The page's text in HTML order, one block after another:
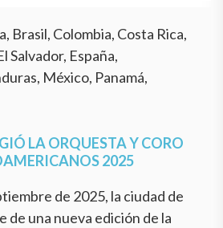
Brasil, Colombia, Costa Rica,
Salvador, España,
México, Panamá,
LA ORQUESTA Y CORO
2025
de 2025, la ciudad de
de una nueva edición de la